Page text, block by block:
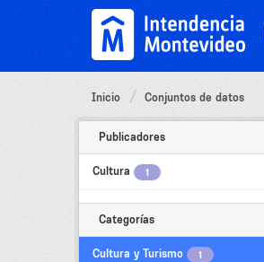
Inicio Conjuntos de datos
Publicadores
Cultura 1
Categorías
Cultura y Turismo 1